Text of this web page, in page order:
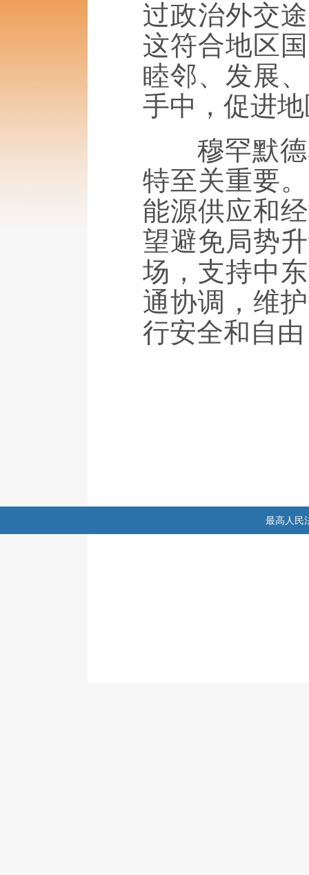
过政治外交
这符合地区
睦邻、发展
手中，促进
穆罕默德
特至关重要
能源供应和
望避免局势
场，支持中
通协调，维
行安全和自
最高人民